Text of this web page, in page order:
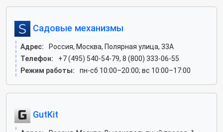
Садовые механизмы
Адрес:
Россия, Москва, Полярная улица, 33А
Телефон:
+7 (495) 540-54-79, 8 (800) 333-06-55
Режим работы:
пн-сб 10:00–20:00; вс 10:00–17:00
GutKit